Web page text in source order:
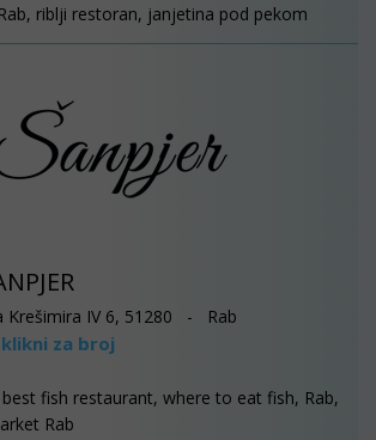
riblji restoran, janjetina pod pekom
Krešimira IV 6, 51280 - Rab
klikni za broj
fish restaurant, where to eat fish, Rab,
Rab